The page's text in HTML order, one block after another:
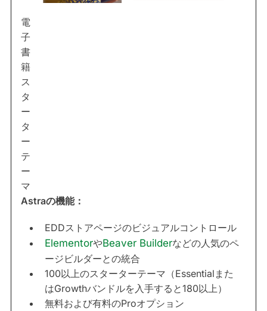
電
子
書
籍
ス
タ
ー
タ
ー
テ
ー
マ
Astraの機能：
EDDストアページのビジュアルコントロール
ElementorやBeaver Builderなどの人気のペ
ージビルダーとの統合
100以上のスターターテーマ（Essentialまた
はGrowthバンドルを入手すると180以上）
無料および有料のProオプション